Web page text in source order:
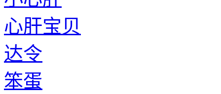
心肝宝贝
达令
笨蛋